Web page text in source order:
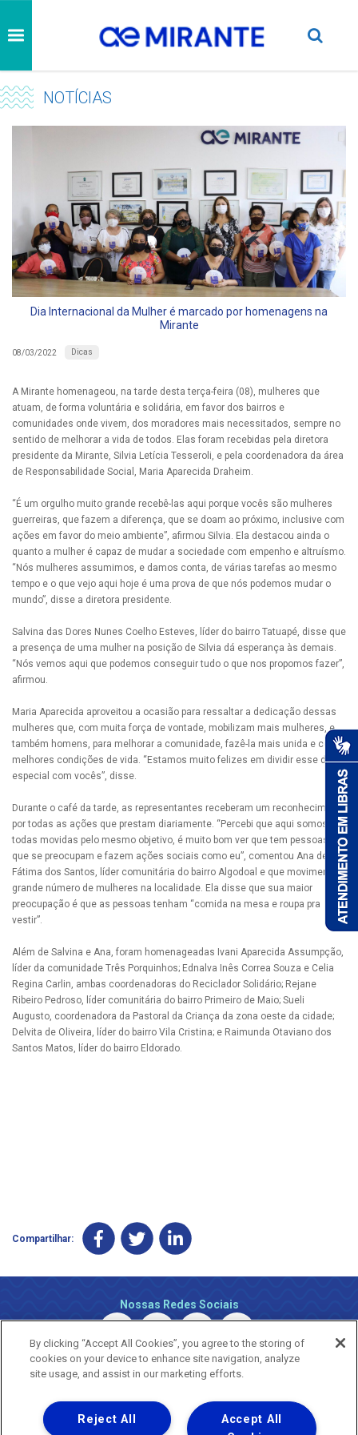
NOTÍCIAS
Dia Internacional da Mulher é marcado por homenagens na
Mirante
08/03/2022 Dicas
A Mirante homenageou, na tarde desta terça-feira (08), mulheres que
atuam, de forma voluntária e solidária, em favor dos bairros e
comunidades onde vivem, dos moradores mais necessitados, sempre no
sentido de melhorar a vida de todos. Elas foram recebidas pela diretora
presidente da Mirante, Silvia Letícia Tesseroli, e pela coordenadora da área
de Responsabilidade Social, Maria Aparecida Draheim.
“É um orgulho muito grande recebê-las aqui porque vocês são mulheres
guerreiras, que fazem a diferença, que se doam ao próximo, inclusive com
ações em favor do meio ambiente”, afirmou Silvia. Ela destacou ainda o
quanto a mulher é capaz de mudar a sociedade com empenho e altruísmo.
“Nós mulheres assumimos, e damos conta, de várias tarefas ao mesmo
tempo e o que vejo aqui hoje é uma prova de que nós podemos mudar o
mundo”, disse a diretora presidente.
Salvina das Dores Nunes Coelho Esteves, líder do bairro Tatuapé, disse que
a presença de uma mulher na posição de Silvia dá esperança às demais.
“Nós vemos aqui que podemos conseguir tudo o que nos propomos fazer”,
afirmou.
Maria Aparecida aproveitou a ocasião para ressaltar a dedicação dessas
mulheres que, com muita força de vontade, mobilizam mais mulheres, e
também homens, para melhorar a comunidade, fazê-la mais unida e com
melhores condições de vida. “Estamos muito felizes em dividir esse dia
especial com vocês”, disse.
Durante o café da tarde, as representantes receberam um reconhecimento
por todas as ações que prestam diariamente. “Percebi que aqui somos
todas movidas pelo mesmo objetivo, é muito bom ver que tem pessoas
que se preocupam e fazem ações sociais como eu”, comentou Ana de
Fátima dos Santos, líder comunitária do bairro Algodoal e que movimenta
grande número de mulheres na localidade. Ela disse que sua maior
preocupação é que as pessoas tenham “comida na mesa e roupa pra
vestir”.
Além de Salvina e Ana, foram homenageadas Ivani Aparecida Assumpção,
líder da comunidade Três Porquinhos; Ednalva Inês Correa Souza e Celia
Regina Carlin, ambas coordenadoras do Reciclador Solidário; Rejane
Ribeiro Pedroso, líder comunitária do bairro Primeiro de Maio; Sueli
Augusto, coordenadora da Pastoral da Criança da zona oeste da cidade;
Delvita de Oliveira, líder do bairro Vila Cristina; e Raimunda Otaviano dos
Santos Matos, líder do bairro Eldorado.
Compartilhar:
Nossas Redes Sociais
Uma empresa
By clicking “Accept All Cookies”, you agree to the storing of
cookies on your device to enhance site navigation, analyze
site usage, and assist in our marketing efforts.
Accept All
Reject All